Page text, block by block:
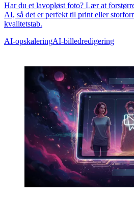
Har du et lavopløst foto? Lær at
AI, så det er perfekt til print eller
kvalitetstab.
AI-opskaleringAI-billedredigering